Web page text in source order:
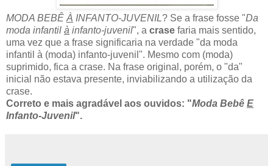
MODA BEBÊ À INFANTO-JUVENIL? Se a frase fosse "Da
moda infantil à infanto-juvenil", a crase faria mais sentido,
uma vez que a frase significaria na verdade "da moda
infantil à (moda) infanto-juvenil". Mesmo com (moda)
suprimido, fica a crase. Na frase original, porém, o "da"
inicial não estava presente, inviabilizando a utilização da
crase.
Correto e mais agradável aos ouvidos: "Moda Bebê E
Infanto-Juvenil".